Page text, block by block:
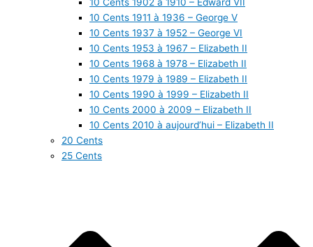
10 Cents 1911 à 1936 – George V
10 Cents 1937 à 1952 – George VI
10 Cents 1953 à 1967 – Elizabeth II
10 Cents 1968 à 1978 – Elizabeth II
10 Cents 1979 à 1989 – Elizabeth II
10 Cents 1990 à 1999 – Elizabeth II
10 Cents 2000 à 2009 – Elizabeth II
10 Cents 2010 à aujourd’hui – Elizabeth II
20 Cents
25 Cents